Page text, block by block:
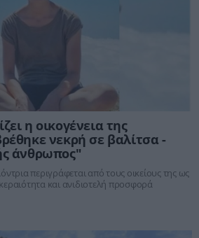
η οικογένεια της
νεκρή σε βαλίτσα -
άνθρωπος"
περιγράφεται από τους οικείους της ως
και ανιδιοτελή προσφορά